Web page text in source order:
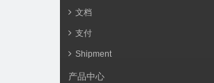
文档
支付
Shipment
产品中心